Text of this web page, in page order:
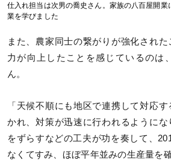
仕入れ担当は次男の喬史さん。家族の八百屋開業
業を学びました
また、農家同士の繋がりが強化され
力が向上したことを感じているのは
ん。
「天候不順にも地区で連携して対応
かれ、対策が迅速に行われるようにな
をずらすなどの工夫が功を奏して、
なくてすみ、ほぼ平年並みの生産量を